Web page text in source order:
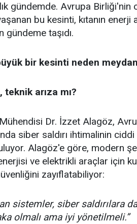
gündemde. Avrupa Birliği'nin
bu kesinti, kıtanın enerji
gündeme taşıdı.
bir kesinti neden
teknik arıza mı?
Dr. İzzet Alagöz,
siber saldırı ihtimalinin
Alagöz'e göre, modern
ve elektrikli araçlar için
zayıflatabiliyor:
sistemler, siber saldırılara
olmalı ama iyi yönetilmeli.”